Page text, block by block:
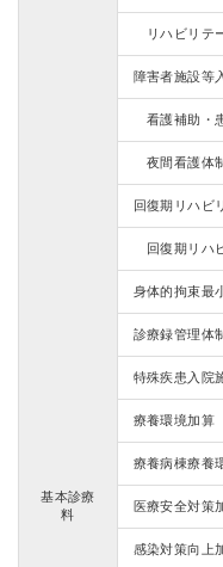
基本診療
料
リハビリテ
障害者施設等
看護補助・
夜間看護体
回復期リハビ
回復期リハ
身体的拘束最
診療録管理体
特殊疾患入院
療養環境加算
療養病棟療養
医療安全対策
感染対策向上